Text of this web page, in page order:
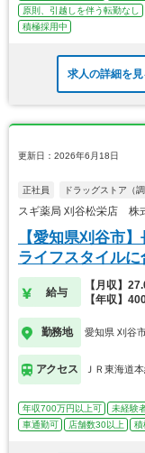
原則、引越しを伴う転勤なし
積極採用中
求人の詳細を見
更新日：2026年6月18日
正社員 ドラッグストア（調
スギ薬局 刈谷松栄店 株
【愛知県刈谷市
ライフスタイルに
給与
【月収】
【年収】
勤務地 愛知県 刈谷
アクセス ＪＲ東海道
年収700万円以上可 未経験
車通勤可
店舗数30以上 積